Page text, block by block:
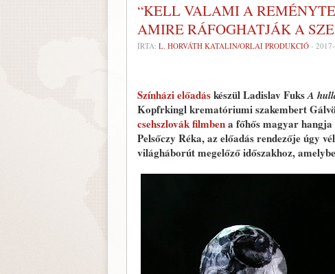
“KELL VALAMI A
AMIRE RÁFOGHATJÁK A
ÍRTA: L. HORVÁTH KATALIN/ORLAI PRODUKCIÓ -
Színházi előadáskészül Ladislav FuksA
Kopfrkingl krematóriumi szakembert
csehszlovák filmbena főhős magyar
Pelsőczy Réka, az előadás rendezője úgy
világháborút megelőző időszakhoz,